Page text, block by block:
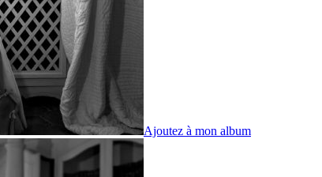
Ajoutez à mon album